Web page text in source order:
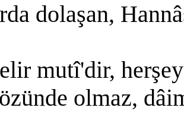
dolaşan,
mutî'dir,
olmaz,